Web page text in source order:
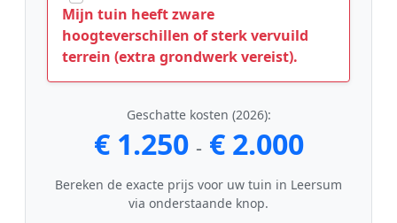
Mijn tuin heeft zware
hoogteverschillen of sterk vervuild
terrein (extra grondwerk vereist).
Geschatte kosten (2026):
€ 1.250 - € 2.000
Bereken de exacte prijs voor uw tuin in Leersum
via onderstaande knop.